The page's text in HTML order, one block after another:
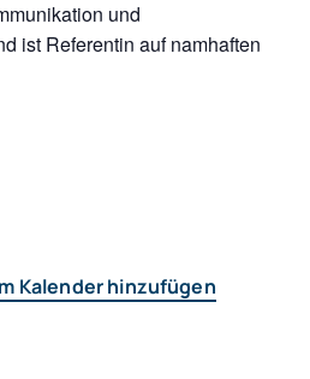
und
ist Referentin auf namhaften
Kalender hinzufügen